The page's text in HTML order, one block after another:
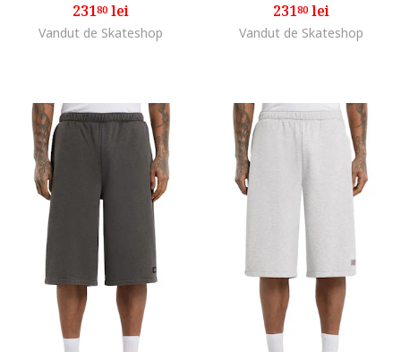
23180lei
Vandut de Skateshop
23180lei
Vandut de Skateshop